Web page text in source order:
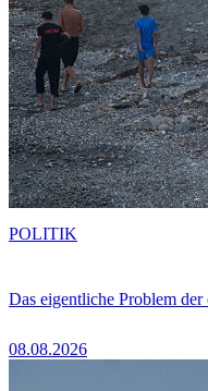
Das eigentliche Problem
08.08.2026
POLITIK